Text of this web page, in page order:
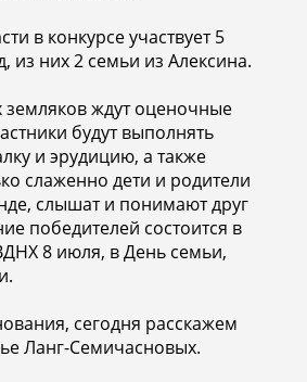
в конкурсе участвует 5
из них 2 семьи из Алексина.
ждут оценочные
будут выполнять
и эрудицию, а также
слаженно дети и родители
слышат и понимают друг
победителей состоится в
8 июля, в День семьи,
сегодня расскажем
Ланг-Семичасновых.